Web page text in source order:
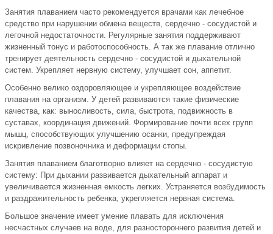
Занятия плаванием часто рекомендуется врачами как лечебное
средство при нарушении обмена веществ, сердечно - сосудистой и
легочной недостаточности. Регулярные занятия поддерживают
жизненный тонус и работоспособность. А так же плавание отлично
тренирует деятельность сердечно - сосудистой и дыхательной
систем. Укрепляет нервную систему, улучшает сон, аппетит.
Особенно велико оздоровляющее и укрепляющее воздействие
плавания на организм. У детей развиваются такие физические
качества, как: выносливость, сила, быстрота, подвижность в
суставах, координация движений. Формирование почти всех групп
мышц, способствующих улучшению осанки, предупреждая
искривление позвоночника и деформации стопы.
Занятия плаванием благотворно влияет на сердечно - сосудистую
систему: При дыхании развивается дыхательный аппарат и
увеличивается жизненная емкость легких. Устраняется возбудимость
и раздражительность ребенка, укрепляется нервная система.
Большое значение имеет умение плавать для исключения
несчастных случаев на воде, для разностороннего развития детей и